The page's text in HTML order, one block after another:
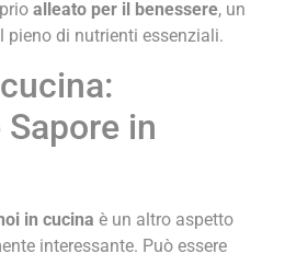
alleato per il benessere, un
pieno di nutrienti essenziali.
in
in cucina è un altro aspetto
interessante. Può essere